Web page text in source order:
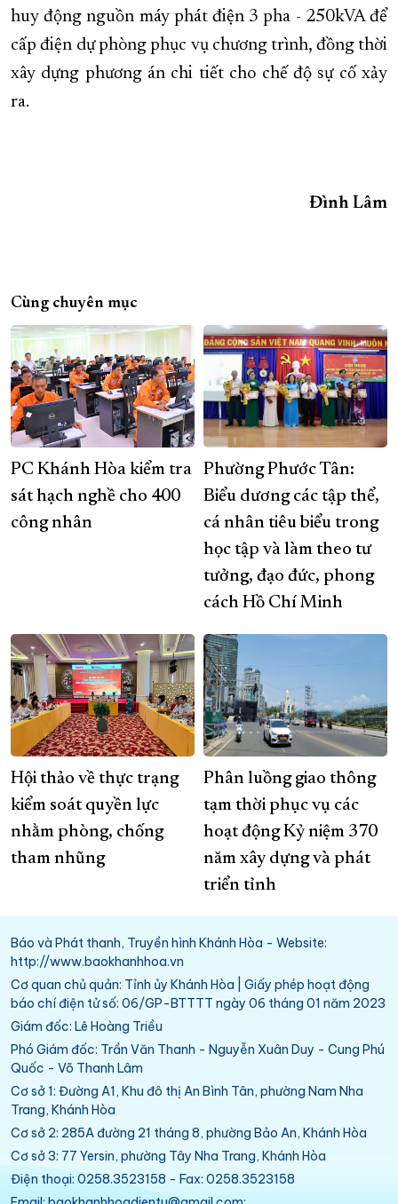
huy động nguồn máy phát điện 3 pha - 250kVA để
cấp điện dự phòng phục vụ chương trình, đồng thời
xây dựng phương án chi tiết cho chế độ sự cố xảy
ra.
Đình Lâm
Cùng chuyên mục
PC Khánh Hòa kiểm tra
sát hạch nghề cho 400
công nhân
Phường Phước Tân:
Biểu dương các tập thể,
cá nhân tiêu biểu trong
học tập và làm theo tư
tưởng, đạo đức, phong
cách Hồ Chí Minh
Hội thảo về thực trạng
kiểm soát quyền lực
nhằm phòng, chống
tham nhũng
Phân luồng giao thông
tạm thời phục vụ các
hoạt động Kỷ niệm 370
năm xây dựng và phát
triển tỉnh
Báo và Phát thanh, Truyền hình Khánh Hòa - Website:
http://www.baokhanhhoa.vn
Cơ quan chủ quản: Tỉnh ủy Khánh Hòa | Giấy phép hoạt động
báo chí điện tử số: 06/GP-BTTTT ngày 06 tháng 01 năm 2023
Giám đốc: Lê Hoàng Triều
Phó Giám đốc: Trần Văn Thanh - Nguyễn Xuân Duy - Cung Phú
Quốc - Võ Thanh Lâm
Cơ sở 1: Đường A1, Khu đô thị An Bình Tân, phường Nam Nha
Trang, Khánh Hòa
Cơ sở 2: 285A đường 21 tháng 8, phường Bảo An, Khánh Hòa
Cơ sở 3: 77 Yersin, phường Tây Nha Trang, Khánh Hòa
Điện thoại: 0258.3523158 - Fax: 0258.3523158